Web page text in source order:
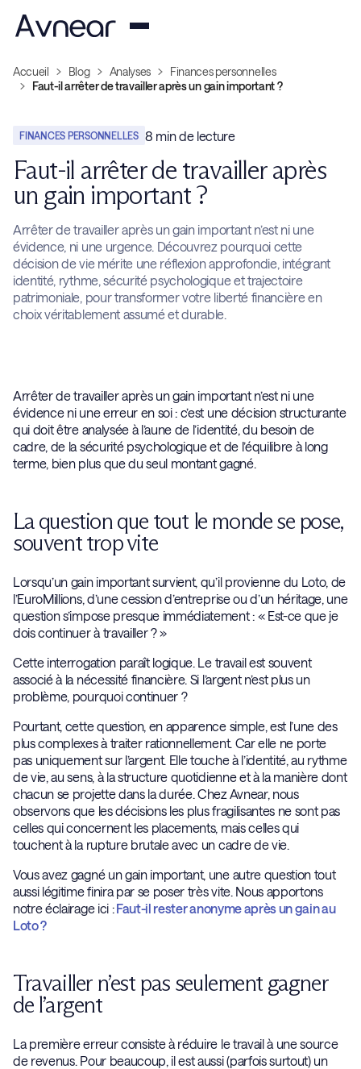
Accueil Blog Analyses
Finances personnelles
Faut-il arrêter de travailler après un gain important ?
FINANCES PERSONNELLES 8 min de lecture
Faut-il arrêter de travailler après
un gain important ?
Arrêter de travailler après un gain important n’est ni une
évidence, ni une urgence. Découvrez pourquoi cette
décision de vie mérite une réflexion approfondie, intégrant
identité, rythme, sécurité psychologique et trajectoire
patrimoniale, pour transformer votre liberté financière en
choix véritablement assumé et durable.
Arrêter de travailler après un gain important n’est ni une
évidence ni une erreur en soi : c’est une décision structurante
qui doit être analysée à l’aune de l’identité, du besoin de
cadre, de la sécurité psychologique et de l’équilibre à long
terme, bien plus que du seul montant gagné.
La question que tout le monde se pose,
souvent trop vite
Lorsqu’un gain important survient, qu’il provienne du Loto, de
l’EuroMillions, d’une cession d’entreprise ou d’un héritage, une
question s’impose presque immédiatement : « Est-ce que je
dois continuer à travailler ? »
Cette interrogation paraît logique. Le travail est souvent
associé à la nécessité financière. Si l’argent n’est plus un
problème, pourquoi continuer ?
Pourtant, cette question, en apparence simple, est l’une des
plus complexes à traiter rationnellement. Car elle ne porte
pas uniquement sur l’argent. Elle touche à l’identité, au rythme
de vie, au sens, à la structure quotidienne et à la manière dont
chacun se projette dans la durée. Chez Avnear, nous
observons que les décisions les plus fragilisantes ne sont pas
celles qui concernent les placements, mais celles qui
touchent à la rupture brutale avec un cadre de vie.
Vous avez gagné un gain important, une autre question tout
aussi légitime finira par se poser très vite. Nous apportons
notre éclairage ici :Faut-il rester anonyme après un gain au
Loto ?
Travailler n’est pas seulement gagner
de l’argent
La première erreur consiste à réduire le travail à une source
de revenus. Pour beaucoup, il est aussi (parfois surtout) un